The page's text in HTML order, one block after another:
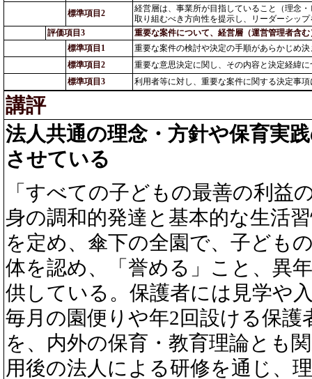
標準項目2
経営層は、事業所が目指していること（理念
取り組むべき方向性を提示し、リーダーシッ
評価項目3
重要な案件について、経営層（運営管理者含
標準項目1
重要な案件の検討や決定の手順があらかじめ
標準項目2
重要な意思決定に関し、その内容と決定経緯
標準項目3
利用者等に対し、重要な案件に関する決定事
講評
法人共通の理念・方針や保育実
させている
「すべての子どもの最善の利益
身の調和的発達と基本的な生活
を定め、傘下の全園で、子ども
体を認め、「誉める」こと、異
供している。保護者には見学や
毎月の園便りや年2回設ける保
を、内外の保育・教育理論とも
用後の法人による研修を通じ、